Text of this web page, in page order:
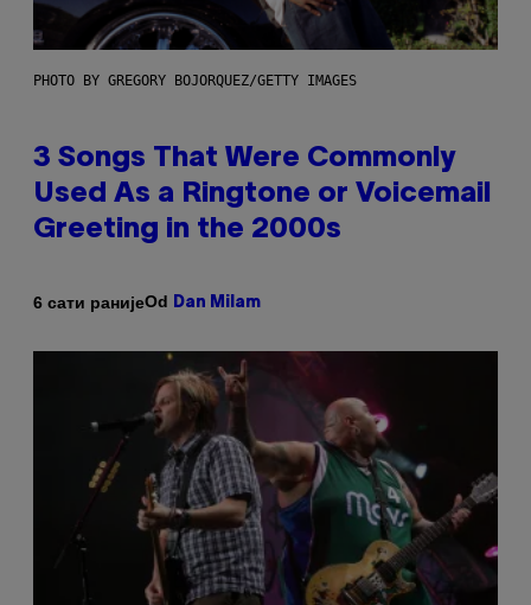
PHOTO BY GREGORY BOJORQUEZ/GETTY IMAGES
3 Songs That Were Commonly
Used As a Ringtone or Voicemail
Greeting in the 2000s
6 сати ранијеOd Dan Milam